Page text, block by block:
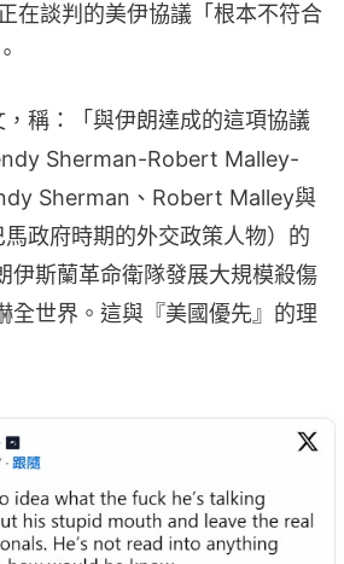
在談判的美伊協議「根本不符合
稱：「與伊朗達成的這項協議
Sherman-Robert Malley-
Sherman、Robert Malley與
政府時期的外交政策人物）的
伊斯蘭革命衛隊發展大規模殺傷
全世界。這與『美國優先』的理